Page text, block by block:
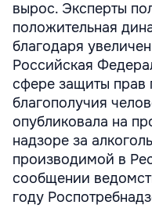
вырос. Эксперты
положительная
благодаря
Российская
сфере защиты прав
благополучия
опубликовала на
надзоре за
производимой в
сообщении
году